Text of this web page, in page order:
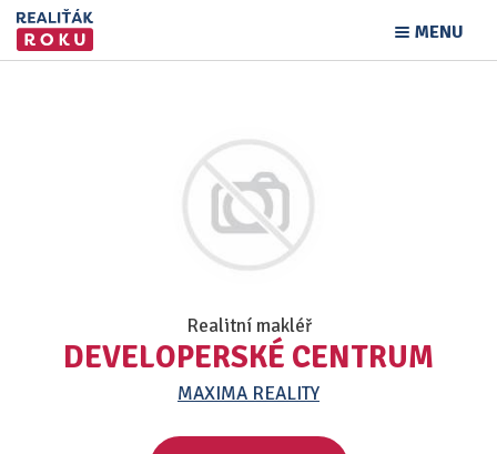
MENU
Realitní makléř
DEVELOPERSKÉ CENTRUM
MAXIMA REALITY